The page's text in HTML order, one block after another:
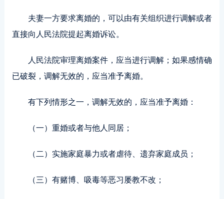
夫妻一方要求离婚的，可以由有关组织进行调解或者
直接向人民法院提起离婚诉讼。
人民法院审理离婚案件，应当进行调解；如果感情确
已破裂，调解无效的，应当准予离婚。
有下列情形之一，调解无效的，应当准予离婚：
（一）重婚或者与他人同居；
（二）实施家庭暴力或者虐待、遗弃家庭成员；
（三）有赌博、吸毒等恶习屡教不改；